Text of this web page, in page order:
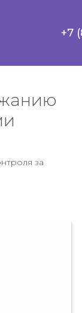
+7
за